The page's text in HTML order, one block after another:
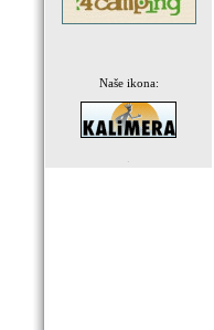
Naše ikona: